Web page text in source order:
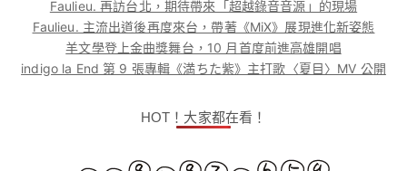
Faulieu. 再訪台北，期待帶來「超越錄音音源」的現場
Faulieu. 主流出道後再度來台，帶著《MiX》展現進化新姿態
羊文學登上金曲獎舞台，10 月首度前進高雄開唱
indigo la End 第 9 張專輯《満ちた紫》主打歌〈夏目〉MV 公開
HOT！大家都在看！